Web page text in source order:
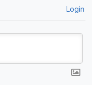
Login